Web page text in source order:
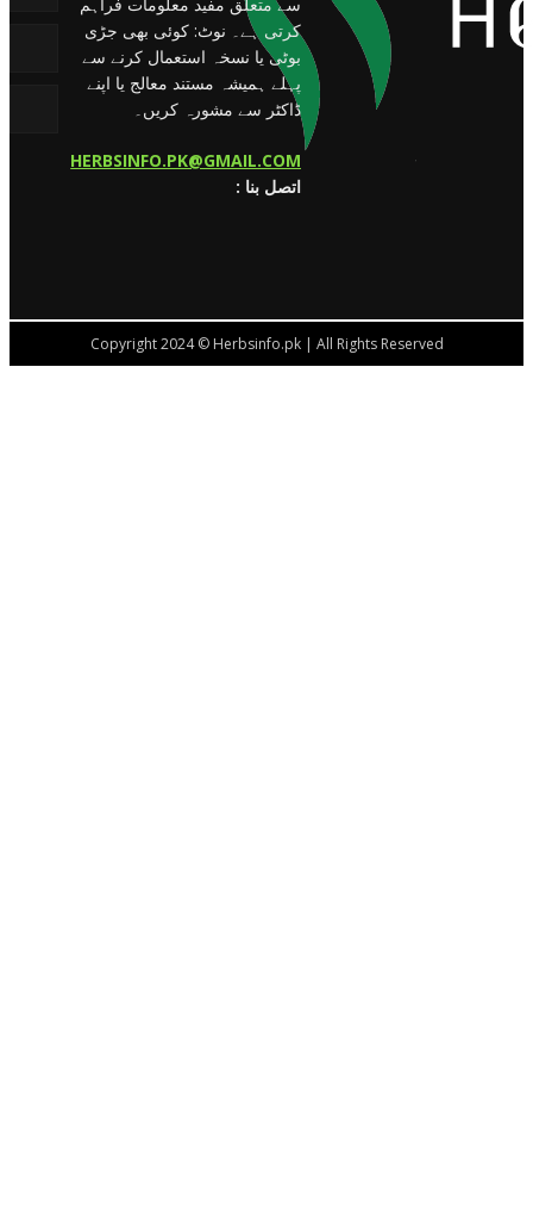
کرتی ہے۔ نوٹ: کوئی بھی جڑی
بوٹی یا نسخہ استعمال کرنے سے
پہلے ہمیشہ مستند معالج یا اپنے
ڈاکٹر سے مشورہ کریں۔
HERBSINFO.PK@GMAIL.COM
: اتصل بنا
Copyright 2024 © Herbsinfo.pk | All Rights Reserved